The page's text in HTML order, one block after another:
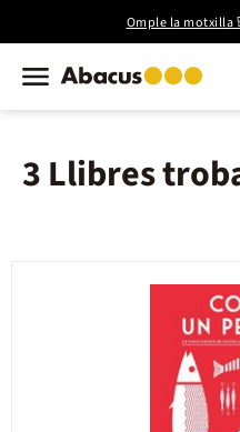
Omple la motxilla
3 Llibres